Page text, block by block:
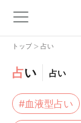
トップ > 占い
占い 占い
#血液型占い